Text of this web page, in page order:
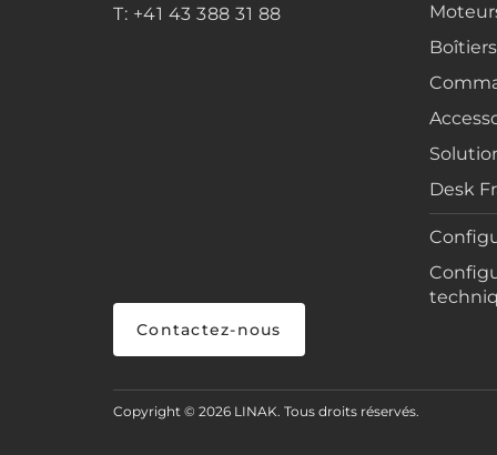
T: +41 43 388 31 88
Contactez-nous
Desk
Copyright © 2026 LINAK. Tous droits réservés.